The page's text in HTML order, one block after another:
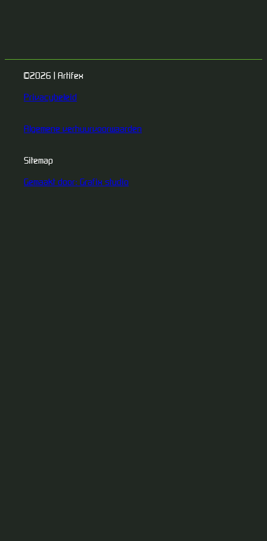
©2026 | Artifex
Privacybeleid
Algemene verhuurvoorwaarden
Sitemap
Gemaakt door: Grafix studio